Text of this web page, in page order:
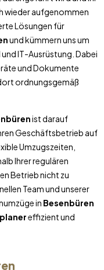
wieder aufgenommen
Lösungen für
und kümmern uns um
IT-Ausrüstung. Dabei
und Dokumente
ordnungsgemäß
ist darauf
Geschäftsbetrieb auf
Umzugszeiten,
Ihrer regulären
Betrieb nicht zu
Team und unserer
in Besenbüren
effizient und